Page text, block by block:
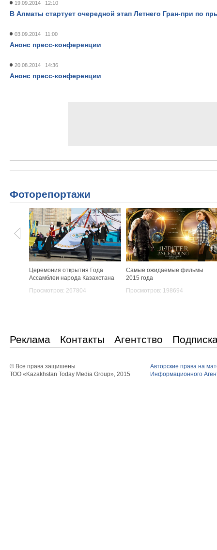
19.09.2014 12:10
В Алматы стартует очередной этап Летнего Гран-при по
03.09.2014 11:00
Анонс пресс-конференции
20.08.2014 14:36
Анонс пресс-конференции
Фоторепортажи
Церемония открытия Года
Ассамблеи народа Казахстана
Просмотров: 267804
Самые ожидаемые фильмы
2015 года
Просмотров: 198694
Реклама Контакты Агентство
© Все права защишены
ТОО «Kazakhstan Today Media Group», 2015
Авторские права на
Информационного